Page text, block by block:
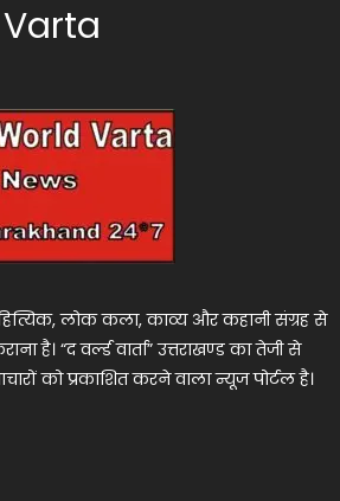
लोक कला, काव्य और कहानी संग्रह से
है। “द वर्ल्ड वार्ता” उत्तराखण्ड का तेजी से
को प्रकाशित करने वाला न्यूज पोर्टल है।